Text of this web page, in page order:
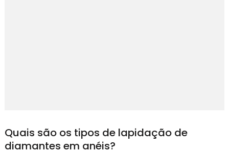
Quais são os tipos de lapidação de
diamantes em anéis?